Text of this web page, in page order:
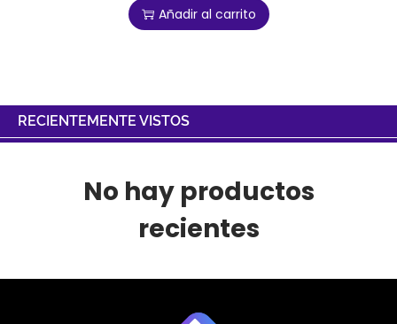
Añadir al carrito
RECIENTEMENTE VISTOS
No hay productos
recientes